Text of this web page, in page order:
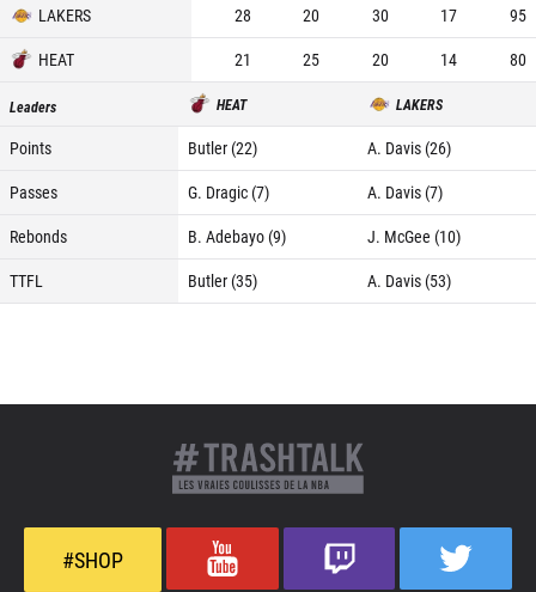
LAKERS 28 20 30 17
95
HEAT
21 25 20 14 80
Leaders HEAT LAKERS
Points Butler (22)
A. Davis (26)
Passes
G. Dragic (7)
A. Davis (7)
Rebonds
B. Adebayo (9)
J. McGee (10)
TTFL
Butler (35) A. Davis (53)
#SHOP